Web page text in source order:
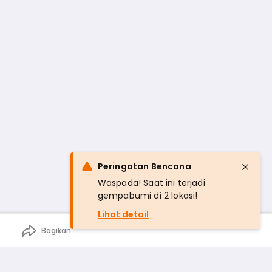
Bagikan
Peringatan Bencana
Waspada! Saat ini terjadi
gempabumi di 2 lokasi!
Lihat detail